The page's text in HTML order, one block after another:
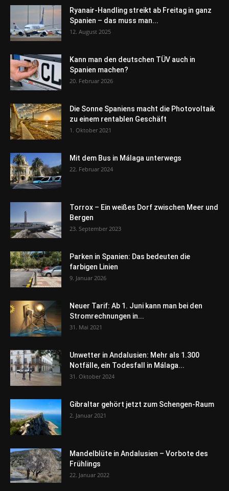
Ryanair-Handling streikt ab Freitag in ganz
Spanien – das muss man...
12. August 2025
Kann man den deutschen TÜV auch in
Spanien machen?
20. Februar 2026
Die Sonne Spaniens macht die Photovoltaik
zu einem rentablen Geschäft
1. Oktober 2021
Mit dem Bus in Málaga unterwegs
22. Februar 2024
Torrox – Ein weißes Dorf zwischen Meer und
Bergen
23. September 2023
Parken in Spanien: Das bedeuten die
farbigen Linien
9. Januar 2026
Neuer Tarif: Ab 1. Juni kann man bei den
Stromrechnungen in...
31. Mai 2021
Unwetter in Andalusien: Mehr als 1.300
Notfälle, ein Todesfall in Málaga...
31. Oktober 2024
Gibraltar gehört jetzt zum Schengen-Raum
2. Januar 2021
Mandelblüte in Andalusien – Vorbote des
Frühlings
22. Januar 2022